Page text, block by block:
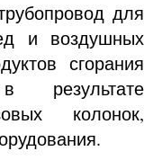
для
и воздушных
сгорания
результате
колонок,